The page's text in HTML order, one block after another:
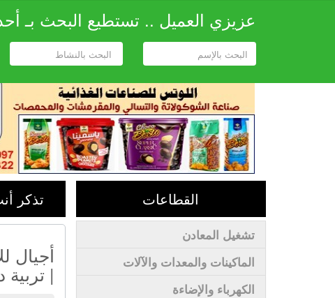
عزيزي العميل .. تستطيع البحث بـ أحد
القطاعات
تشغيل المعادن
الماكينات والمعدات والآلات
الكهرباء والإضاءة
تذكر
أجيال
| تربية